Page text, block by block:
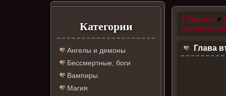
Категории
Ангелы и демоны
Бессмертные, боги
Вампиры
Магия
Главная »
за
Глава